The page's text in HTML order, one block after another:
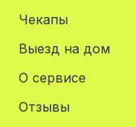
Чекапы
Выезд на дом
О сервисе
Отзывы